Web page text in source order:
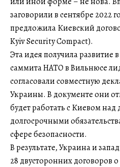
заговорили в сентябре 2022
предложила Киевский
Kyiv Security Compact).
Эта идея получила развитие
саммита НАТО в Вильнюсе
согласовали совместную
Украины. В документе они
будет работать с Киевом
долгосрочными
сфере безопасности.
В результате, Украина и
28 двусторонних договоров